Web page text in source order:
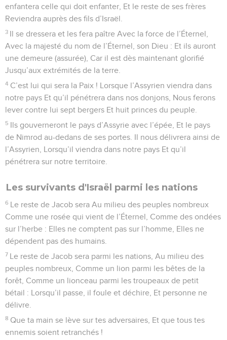
enfantera celle qui doit enfanter, Et le reste de ses frères
Reviendra auprès des fils d’Israël.
3 Il se dressera et les fera paître Avec la force de l’Éternel,
Avec la majesté du nom de l’Éternel, son Dieu : Et ils auront
une demeure (assurée), Car il est dès maintenant glorifié
Jusqu’aux extrémités de la terre.
4 C’est lui qui sera la Paix ! Lorsque l’Assyrien viendra dans
notre pays Et qu’il pénétrera dans nos donjons, Nous ferons
lever contre lui sept bergers Et huit princes du peuple.
5 Ils gouverneront le pays d’Assyrie avec l’épée, Et le pays
de Nimrod au-dedans de ses portes. Il nous délivrera ainsi de
l’Assyrien, Lorsqu’il viendra dans notre pays Et qu’il
pénétrera sur notre territoire.
Les survivants d'Israël parmi les nations
6 Le reste de Jacob sera Au milieu des peuples nombreux
Comme une rosée qui vient de l’Éternel, Comme des ondées
sur l’herbe : Elles ne comptent pas sur l’homme, Elles ne
dépendent pas des humains.
7 Le reste de Jacob sera parmi les nations, Au milieu des
peuples nombreux, Comme un lion parmi les bêtes de la
forêt, Comme un lionceau parmi les troupeaux de petit
bétail : Lorsqu’il passe, il foule et déchire, Et personne ne
délivre.
8 Que ta main se lève sur tes adversaires, Et que tous tes
ennemis soient retranchés !